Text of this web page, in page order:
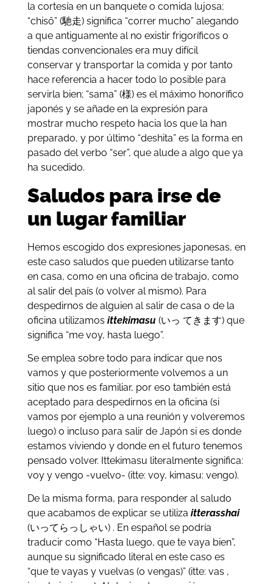
la cortesía en un banquete o comida lujosa;
“chisō” (馳走) significa “correr mucho” alegando
a que antiguamente al no existir frigoríficos o
tiendas convencionales era muy difícil
conservar y transportar la comida y por tanto
hace referencia a hacer todo lo posible para
servirla bien; “sama” (様) es el máximo honorífico
japonés y se añade en la expresión para
mostrar mucho respeto hacia los que la han
preparado, y por último “deshita” es la forma en
pasado del verbo “ser”, que alude a algo que ya
ha sucedido.
Saludos para irse de
un lugar familiar
Hemos escogido dos expresiones japonesas, en
este caso saludos que pueden utilizarse tanto
en casa, como en una oficina de trabajo, como
al salir del país (o volver al mismo). Para
despedirnos de alguien al salir de casa o de la
oficina utilizamos ittekimasu (いっ てきます) que
significa “me voy, hasta luego”.
Se emplea sobre todo para indicar que nos
vamos y que posteriormente volvemos a un
sitio que nos es familiar, por eso también está
aceptado para despedirnos en la oficina (si
vamos por ejemplo a una reunión y volveremos
luego) o incluso para salir de Japón si es donde
estamos viviendo y donde en el futuro tenemos
pensado volver. Ittekimasu literalmente significa:
voy y vengo -vuelvo- (itte: voy, kimasu: vengo).
De la misma forma, para responder al saludo
que acabamos de explicar se utiliza itterasshai
(いってらっしゃい) . En español se podría
traducir como “Hasta luego, que te vaya bien”,
aunque su significado literal en este caso es
“que te vayas y vuelvas (o vengas)” (itte: vas ,